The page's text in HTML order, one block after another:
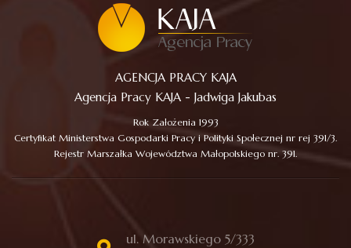
AGENCJA PRACY KAJA
Agencja Pracy KAJA - Jadwiga Jakubas
Rok Założenia 1993
Certyfikat Ministerstwa Gospodarki Pracy i Polityki Społecznej nr rej 391/3.
Rejestr Marszałka Województwa Małopolskiego nr. 391.
ul. Morawskiego 5/333